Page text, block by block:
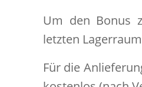
Um den Bonus
letzten
Für die